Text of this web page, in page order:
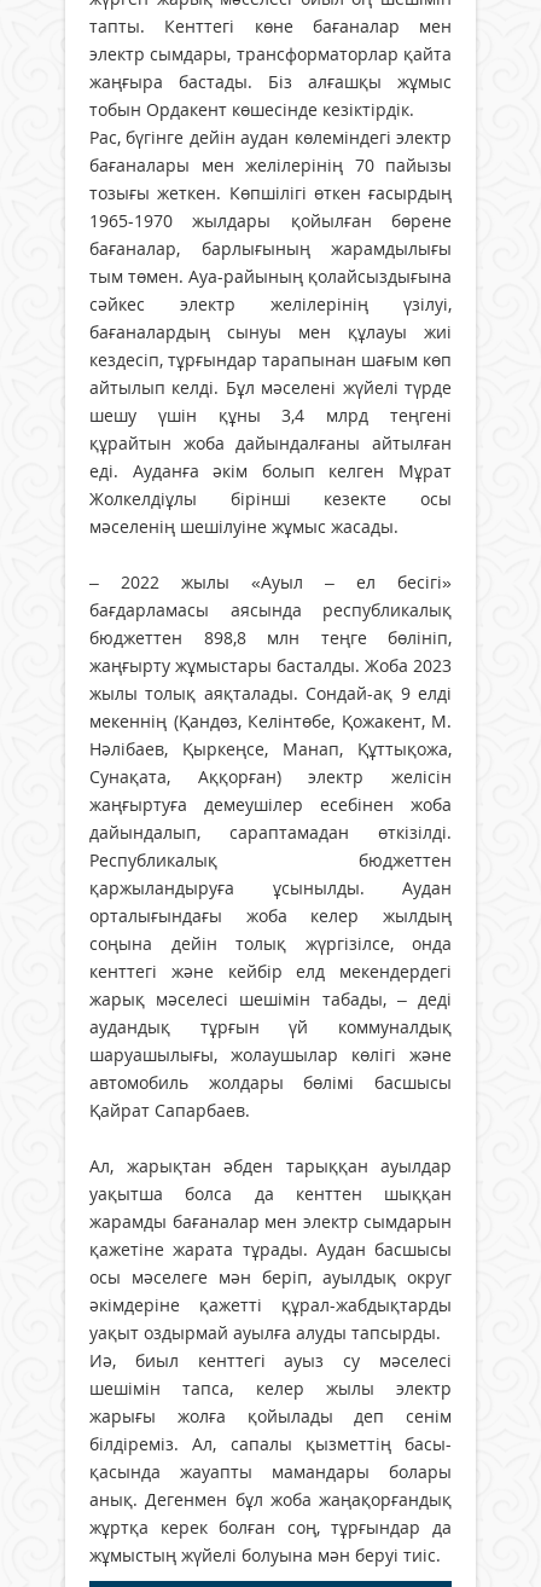
тапты. Кенттегі көне бағаналар мен
электр сымдары, трансформаторлар қайта
жаңғыра бастады. Біз алғашқы жұмыс
тобын Ордакент көшесінде кезіктірдік.
Рас, бүгінге дейін аудан көлеміндегі электр
бағаналары мен желілерінің 70 пайызы
тозығы жеткен. Көпшілігі өткен ғасырдың
1965-1970 жылдары қойылған бөрене
бағаналар, барлығының жарамдылығы
тым төмен. Ауа-райының қолайсыздығына
сәйкес электр желілерінің үзілуі,
бағаналардың сынуы мен құлауы жиі
кездесіп, тұрғындар тарапынан шағым көп
айтылып келді. Бұл мәселені жүйелі түрде
шешу үшін құны 3,4 млрд теңгені
құрайтын жоба дайындалғаны айтылған
еді. Ауданға әкім болып келген Мұрат
Жолкелдіұлы бірінші кезекте осы
мәселенің шешілуіне жұмыс жасады.
– 2022 жылы «Ауыл – ел бесігі»
бағдарламасы аясында республикалық
бюджеттен 898,8 млн теңге бөлініп,
жаңғырту жұмыстары басталды. Жоба 2023
жылы толық аяқталады. Сондай-ақ 9 елді
мекеннің (Қандөз, Келінтөбе, Қожакент, М.
Нәлібаев, Қыркеңсе, Манап, Құттықожа,
Сунақата, Аққорған) электр желісін
жаңғыртуға демеушілер есебінен жоба
дайындалып, сараптамадан өткізілді.
Республикалық бюджеттен
қаржыландыруға ұсынылды. Аудан
орталығындағы жоба келер жылдың
соңына дейін толық жүргізілсе, онда
кенттегі және кейбір елд мекендердегі
жарық мәселесі шешімін табады, – деді
аудандық тұрғын үй коммуналдық
шаруашылығы, жолаушылар көлігі және
автомобиль жолдары бөлімі басшысы
Қайрат Сапарбаев.
Ал, жарықтан әбден тарыққан ауылдар
уақытша болса да кенттен шыққан
жарамды бағаналар мен электр сымдарын
қажетіне жарата тұрады. Аудан басшысы
осы мәселеге мән беріп, ауылдық округ
әкімдеріне қажетті құрал-жабдықтарды
уақыт оздырмай ауылға алуды тапсырды.
Иә, биыл кенттегі ауыз су мәселесі
шешімін тапса, келер жылы электр
жарығы жолға қойылады деп сенім
білдіреміз. Ал, сапалы қызметтің басы-
қасында жауапты мамандары болары
анық. Дегенмен бұл жоба жаңақорғандық
жұртқа керек болған соң, тұрғындар да
жұмыстың жүйелі болуына мән беруі тиіс.